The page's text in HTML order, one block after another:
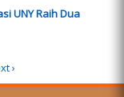
UNY Raih Dua
›